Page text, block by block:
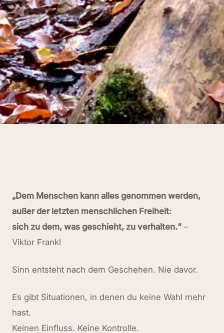
„Dem Menschen kann alles genommen werden,
außer der letzten menschlichen Freiheit:
sich zu dem, was geschieht, zu verhalten.“ –
Viktor Frankl
Sinn entsteht nach dem Geschehen. Nie davor.
Es gibt Situationen, in denen du keine Wahl mehr
hast.
Keinen Einfluss. Keine Kontrolle.